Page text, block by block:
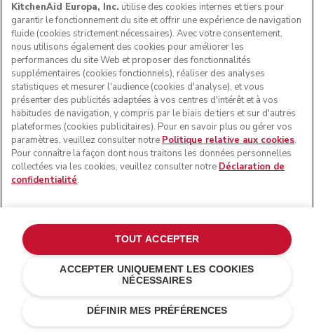
€ 76,30 € 109,00
Économies de coûts€ 32,70
KitchenAid Europa, Inc. utilise des cookies internes et tiers pour
garantir le fonctionnement du site et offrir une expérience de navigation
fluide (cookies strictement nécessaires). Avec votre consentement,
nous utilisons également des cookies pour améliorer les
performances du site Web et proposer des fonctionnalités
supplémentaires (cookies fonctionnels), réaliser des analyses
statistiques et mesurer l'audience (cookies d'analyse), et vous
présenter des publicités adaptées à vos centres d'intérêt et à vos
habitudes de navigation, y compris par le biais de tiers et sur d'autres
plateformes (cookies publicitaires). Pour en savoir plus ou gérer vos
paramètres, veuillez consulter notre Politique relative aux cookies.
Pour connaître la façon dont nous traitons les données personnelles
collectées via les cookies, veuillez consulter notre Déclaration de
confidentialité.
DÉFINIR MES PRÉFÉRENCES
ACCEPTER UNIQUEMENT LES COOKIES
NÉCESSAIRES
TOUT ACCEPTER